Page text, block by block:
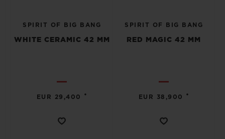
SPIRIT OF BIG BANG
WHITE CERAMIC 42 MM
EUR 29,400 •
SPIRIT OF BIG BANG
RED MAGIC 42 MM
EUR 38,900 •